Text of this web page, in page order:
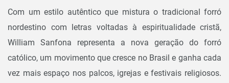
Com um estilo autêntico que mistura o tradicional forró
nordestino com letras voltadas à espiritualidade cristã,
William Sanfona representa a nova geração do forró
católico, um movimento que cresce no Brasil e ganha cada
vez mais espaço nos palcos, igrejas e festivais religiosos.